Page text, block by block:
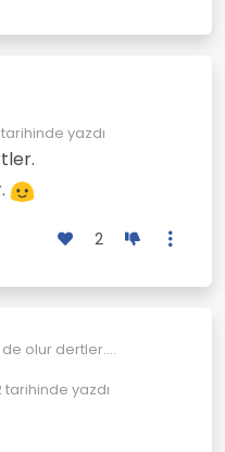
var.
nimeti..
tarihinde yazdı
2
olur dertler.
tarihinde yazdı